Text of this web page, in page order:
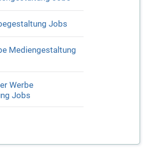
Jobs
Mediengestaltung
Werbe
Jobs